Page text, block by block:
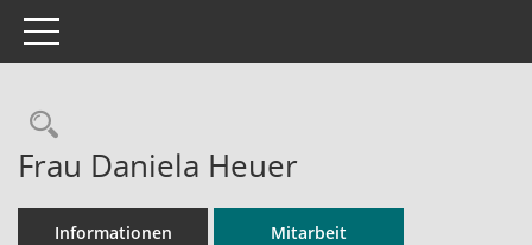
Toggle navigation
Rechercheauswahl
Frau Daniela Heuer
Informationen Mitarbeit